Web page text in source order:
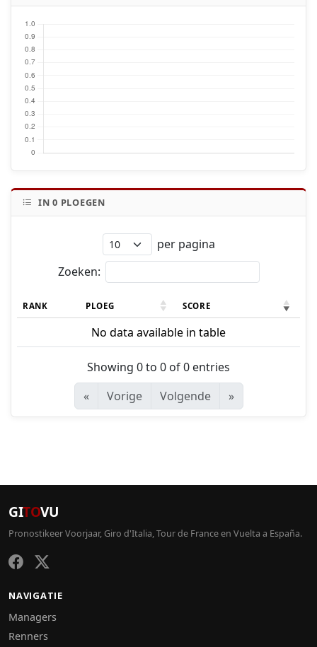
IN0 PLOEGEN
per pagina
Zoeken:
RANK PLOEG SCORE
No data available in table
Showing 0 to 0 of 0 entries
«
Vorige Volgende »
GITOVU
Pronostikeer Voorjaar, Giro d'Italia, Tour de France en Vuelta a España.
NAVIGATIE
Managers
Renners